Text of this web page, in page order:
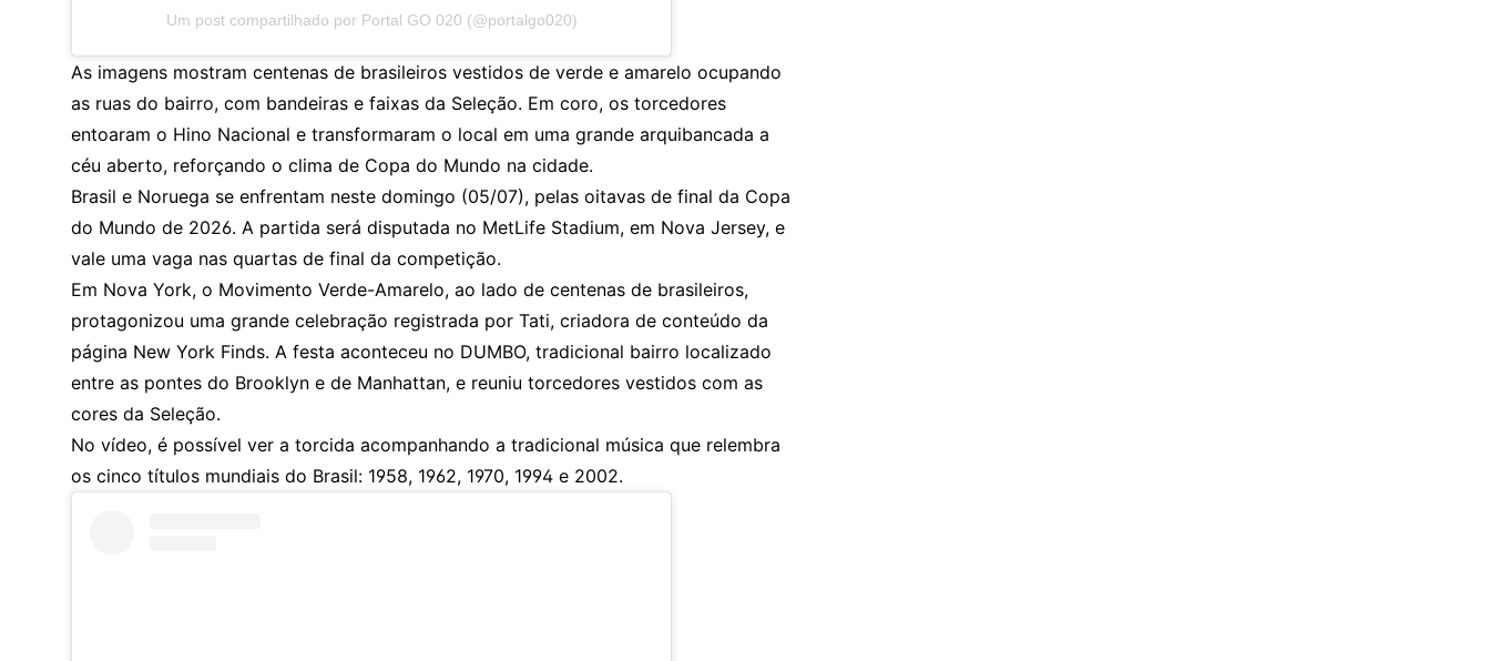
Um post compartilhado por Portal GO 020 (@portalgo020)
As imagens mostram centenas de brasileiros vestidos de verde e amarelo ocupando
as ruas do bairro, com bandeiras e faixas da Seleção. Em coro, os torcedores
entoaram o Hino Nacional e transformaram o local em uma grande arquibancada a
céu aberto, reforçando o clima de Copa do Mundo na cidade.
Brasil e Noruega se enfrentam neste domingo (05/07), pelas oitavas de final da Copa
do Mundo de 2026. A partida será disputada no MetLife Stadium, em Nova Jersey, e
vale uma vaga nas quartas de final da competição.
Em Nova York, o Movimento Verde-Amarelo, ao lado de centenas de brasileiros,
protagonizou uma grande celebração registrada por Tati, criadora de conteúdo da
página New York Finds. A festa aconteceu no DUMBO, tradicional bairro localizado
entre as pontes do Brooklyn e de Manhattan, e reuniu torcedores vestidos com as
cores da Seleção.
No vídeo, é possível ver a torcida acompanhando a tradicional música que relembra
os cinco títulos mundiais do Brasil: 1958, 1962, 1970, 1994 e 2002.